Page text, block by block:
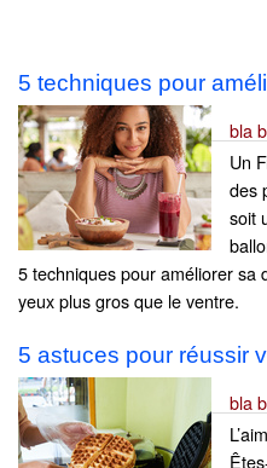
5 techniques pour
bla
Un
des
soit
5 techniques pour améliorer sa
yeux plus gros que le ventre.
5 astuces pour réussir
bla